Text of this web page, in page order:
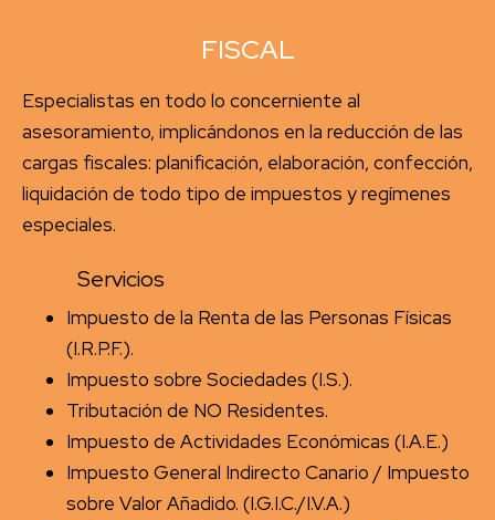
FISCAL
Especialistas en todo lo concerniente al
asesoramiento, implicándonos en la reducción de las
cargas fiscales: planificación, elaboración, confección,
liquidación de todo tipo de impuestos y regímenes
especiales.
Servicios
Impuesto de la Renta de las Personas Físicas
(I.R.P.F.).
Impuesto sobre Sociedades (I.S.).
Tributación de NO Residentes.
Impuesto de Actividades Económicas (I.A.E.)
Impuesto General Indirecto Canario / Impuesto
sobre Valor Añadido. (I.G.I.C./I.V.A.)